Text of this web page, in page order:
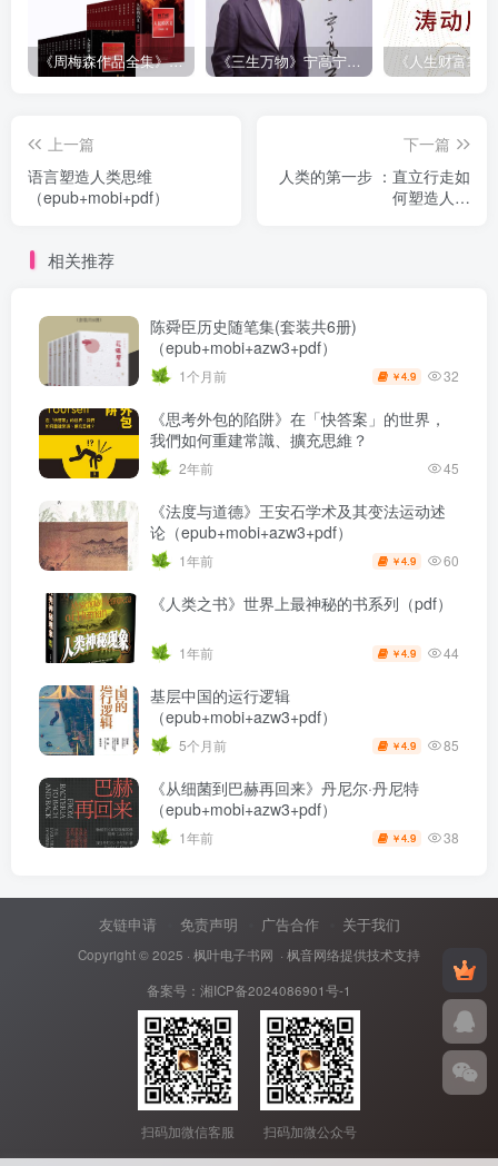
《周梅森作品全集》[共30册] 《三生万物》宁高宁（epub+mobi+azw3+pdf）
上一篇
语言塑造人类思维
（epub+mobi+pdf）
下一篇
人类的第一步 ：直立行走如
何塑造人类
相关推荐
陈舜臣历史随笔集(套装共6册)
（epub+mobi+azw3+pdf）
1个月前 ￥4.9 32
《思考外包的陷阱》在「快答案」的世界，
我們如何重建常識、擴充思維？
2年前 45
《法度与道德》王安石学术及其变法运动述
论（epub+mobi+azw3+pdf）
1年前 ￥4.9 60
《人类之书》世界上最神秘的书系列（pdf）
1年前 ￥4.9 44
基层中国的运行逻辑
（epub+mobi+azw3+pdf）
5个月前 ￥4.9 85
《从细菌到巴赫再回来》丹尼尔·丹尼特
（epub+mobi+azw3+pdf）
1年前 ￥4.9 38
友链申请 免责声明 广告合作 关于我们
Copyright © 2025 · 枫叶电子书网 · 枫音网络提供技术支持
备案号： 湘ICP备2024086901号-1
扫码加微信客服 扫码加微公众号